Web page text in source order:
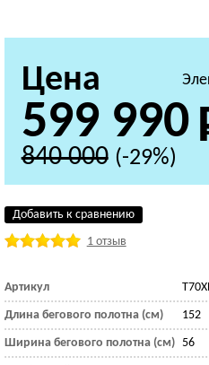
Цена
599 990
840 000 (-29%)
Добавить к сравнению
1 отзыв
Артикул
Длина бегового полотна (см) 152
Ширина бегового полотна (см) 56